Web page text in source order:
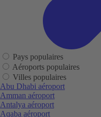
Pays populaires
Aéroports populaires
Villes populaires
Abu Dhabi aéroport
Amman aéroport
Antalya aéroport
Aqaba aéroport